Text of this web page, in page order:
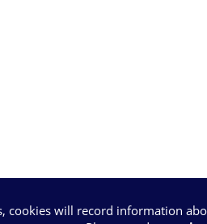
cookies will record information